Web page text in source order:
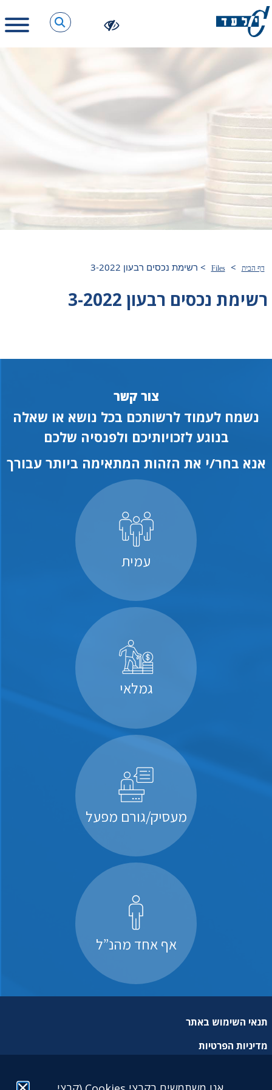
דף הבית >
Files
> רשימת נכסים רבעון 3-2022
רשימת נכסים רבעון 3-2022
צור קשר
נשמח לעמוד לרשותכם בכל נושא או שאלה
בנוגע לזכויותיכם ולפנסיה שלכם
אנא בחר/י את הזהות המתאימה ביותר עבורך
עמית
גמלאי
מעסיק/גורם מפעל
אף אחד מהנ”ל
תנאי השימוש באתר
מדיניות הפרטיות